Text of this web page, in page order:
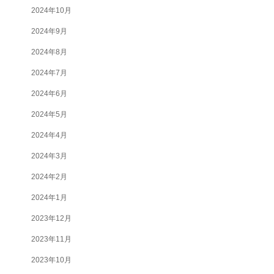
2024年10月
2024年9月
2024年8月
2024年7月
2024年6月
2024年5月
2024年4月
2024年3月
2024年2月
2024年1月
2023年12月
2023年11月
2023年10月